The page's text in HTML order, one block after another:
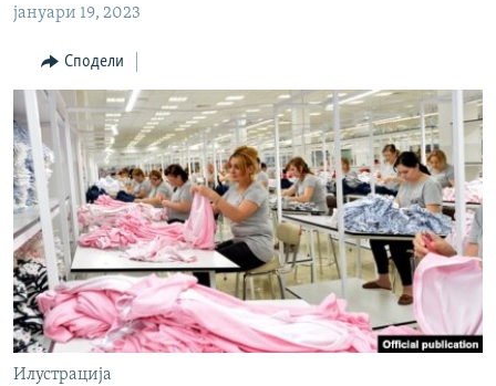
наПРИЈАВИ СЕ ЗА ЊУЗЛЕТЕР
ПОДКАСТ ЗОШТО?
СЛЕДЕТЕ НЕ
РСЕ веб страници
јануари 19, 2023
Сподели
Илустрација